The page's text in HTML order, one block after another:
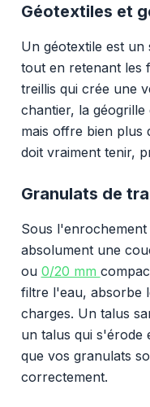
Géotextiles et
Un géotextile est
tout en retenant les
treillis qui crée une
chantier, la
mais offre bien plus
doit vraiment tenir,
Granulats de
Sous
absolument une
ou 0/20 mm
filtre l'eau, absorbe
charges. Un talus
un talus qui s'érode
que vos granulats
correctement.